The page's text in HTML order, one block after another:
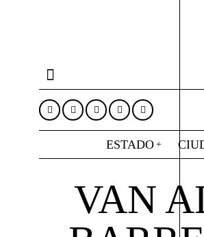
ESTADO
VAN